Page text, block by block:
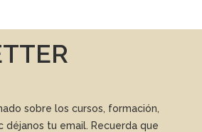
sobre los cursos, formación,
tu email. Recuerda que